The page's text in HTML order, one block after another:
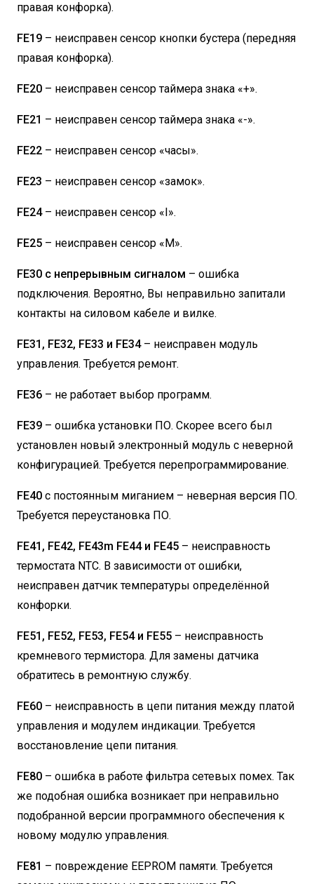
правая конфорка).
FE19 – неисправен сенсор кнопки бустера (передняя
правая конфорка).
FE20 – неисправен сенсор таймера знака «+».
FE21 – неисправен сенсор таймера знака «-».
FE22 – неисправен сенсор «часы».
FE23 – неисправен сенсор «замок».
FE24– неисправен сенсор «I».
FE25 – неисправен сенсор «M».
FE30 с непрерывным сигналом – ошибка
подключения. Вероятно, Вы неправильно запитали
контакты на силовом кабеле и вилке.
FE31, FE32, FE33 и FE34– неисправен модуль
управления. Требуется ремонт.
FE36 – не работает выбор программ.
FE39 – ошибка установки ПО. Скорее всего был
установлен новый электронный модуль с неверной
конфигурацией. Требуется перепрограммирование.
FE40 с постоянным миганием – неверная версия ПО.
Требуется переустановка ПО.
FE41, FE42, FE43m FE44 и FE45 – неисправность
термостата NTC. В зависимости от ошибки,
неисправен датчик температуры определённой
конфорки.
FE51, FE52, FE53, FE54 и FE55 – неисправность
кремневого термистора. Для замены датчика
обратитесь в ремонтную службу.
FE60 – неисправность в цепи питания между платой
управления и модулем индикации. Требуется
восстановление цепи питания.
FE80 – ошибка в работе фильтра сетевых помех. Так
же подобная ошибка возникает при неправильно
подобранной версии программного обеспечения к
новому модулю управления.
FE81 – повреждение EEPROM памяти. Требуется